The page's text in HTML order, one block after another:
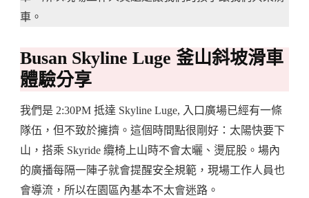
車。
Busan Skyline Luge 釜山斜坡滑車
體驗分享
我們是 2:30PM 抵達 Skyline Luge, 入口廣場已經有一條
隊伍，但不致於擁擠。這個時間點很剛好：太陽快要下
山，搭乘 Skyride 纜椅上山時不會太曬、燙屁股。場內
的廣播每隔一陣子就會提醒安全規範，現場工作人員也
會導流，所以在園區內基本不太會迷路。